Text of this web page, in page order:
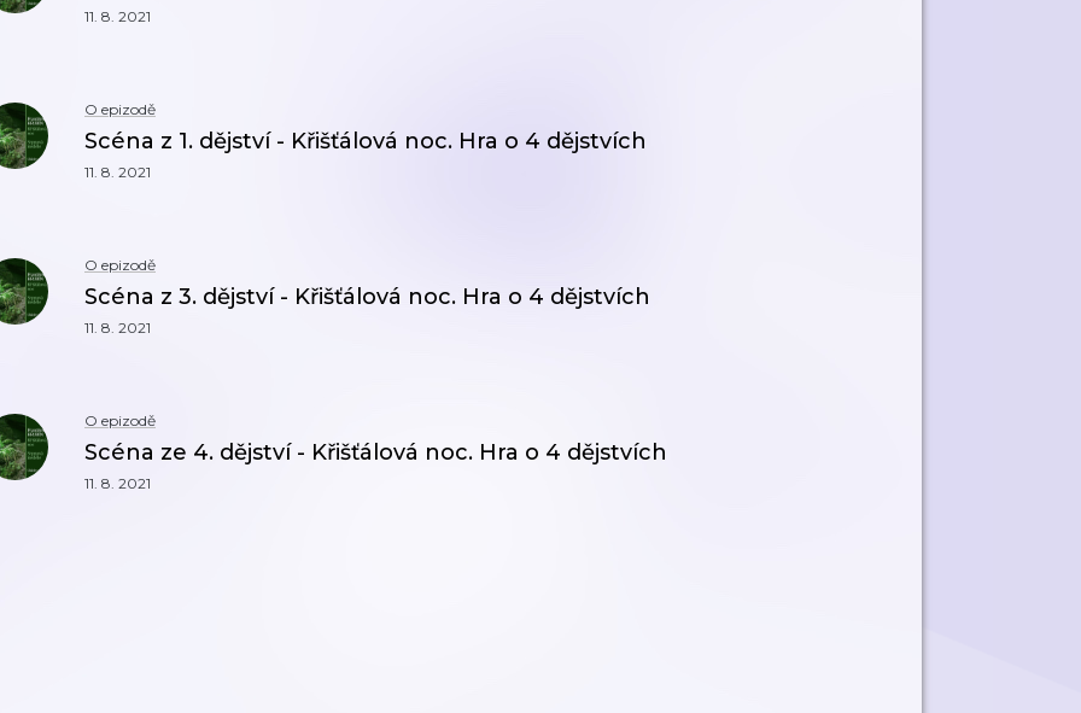
11. 8. 2021
O epizodě
Scéna z 1. dějství - Křišťálová noc. Hra o 4 dějstvích
11. 8. 2021
O epizodě
Scéna z 3. dějství - Křišťálová noc. Hra o 4 dějstvích
11. 8. 2021
O epizodě
Scéna ze 4. dějství - Křišťálová noc. Hra o 4 dějstvích
11. 8. 2021